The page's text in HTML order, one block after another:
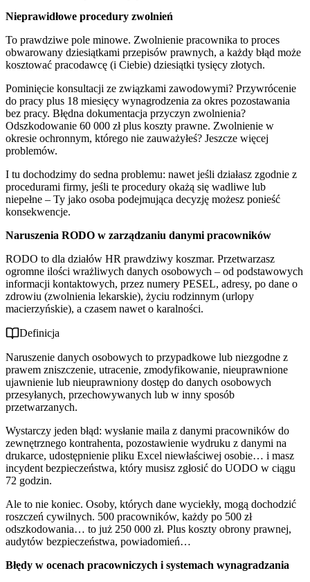
Nieprawidłowe procedury zwolnień
To prawdziwe pole minowe. Zwolnienie pracownika to proces
obwarowany dziesiątkami przepisów prawnych, a każdy błąd może
kosztować pracodawcę (i Ciebie) dziesiątki tysięcy złotych.
Pominięcie konsultacji ze związkami zawodowymi? Przywrócenie
do pracy plus 18 miesięcy wynagrodzenia za okres pozostawania
bez pracy. Błędna dokumentacja przyczyn zwolnienia?
Odszkodowanie 60 000 zł plus koszty prawne. Zwolnienie w
okresie ochronnym, którego nie zauważyłeś? Jeszcze więcej
problemów.
I tu dochodzimy do sedna problemu: nawet jeśli działasz zgodnie z
procedurami firmy, jeśli te procedury okażą się wadliwe lub
niepełne – Ty jako osoba podejmująca decyzję możesz ponieść
konsekwencje.
Naruszenia RODO w zarządzaniu danymi pracowników
RODO to dla działów HR prawdziwy koszmar. Przetwarzasz
ogromne ilości wrażliwych danych osobowych – od podstawowych
informacji kontaktowych, przez numery PESEL, adresy, po dane o
zdrowiu (zwolnienia lekarskie), życiu rodzinnym (urlopy
macierzyńskie), a czasem nawet o karalności.
Definicja
Naruszenie danych osobowych to przypadkowe lub niezgodne z
prawem zniszczenie, utracenie, zmodyfikowanie, nieuprawnione
ujawnienie lub nieuprawniony dostęp do danych osobowych
przesyłanych, przechowywanych lub w inny sposób
przetwarzanych.
Wystarczy jeden błąd: wysłanie maila z danymi pracowników do
zewnętrznego kontrahenta, pozostawienie wydruku z danymi na
drukarce, udostępnienie pliku Excel niewłaściwej osobie… i masz
incydent bezpieczeństwa, który musisz zgłosić do UODO w ciągu
72 godzin.
Ale to nie koniec. Osoby, których dane wyciekły, mogą dochodzić
roszczeń cywilnych. 500 pracowników, każdy po 500 zł
odszkodowania… to już 250 000 zł. Plus koszty obrony prawnej,
audytów bezpieczeństwa, powiadomień…
Błędy w ocenach pracowniczych i systemach wynagradzania